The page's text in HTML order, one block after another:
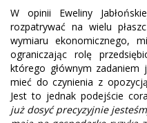
W opinii Eweliny
rozpatrywać na wielu
wymiaru ekonomicznego,
ograniczając rolę
którego głównym zadaniem
mieć do czynienia z
Jest to jednak podejście
już dosyć precyzyjnie